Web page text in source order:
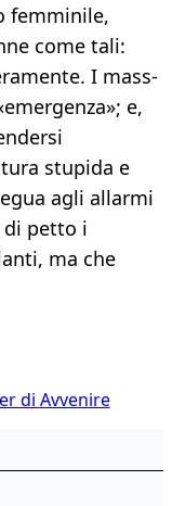
femminile,
come tali:
I mass-
e,
stupida e
agli allarmi
di petto i
ma che
di Avvenire